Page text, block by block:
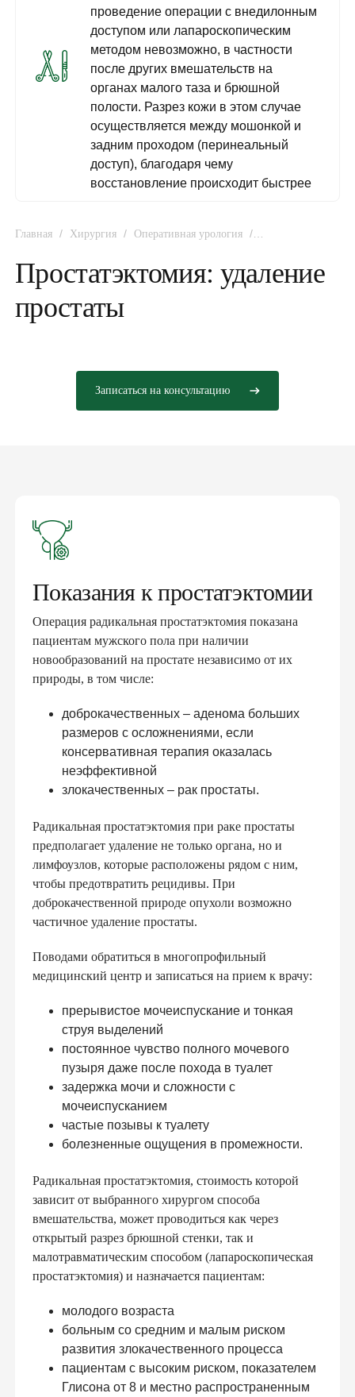
Главная / Хирургия / Оперативная урология /
Простатэктомия: удаление
простаты
Записаться на консультацию
проведение операции с внедилонным
доступом или лапароскопическим
методом невозможно, в частности
после других вмешательств на
органах малого таза и брюшной
полости. Разрез кожи в этом случае
осуществляется между мошонкой и
задним проходом (перинеальный
доступ), благодаря чему
восстановление происходит быстрее
Показания к простатэктомии
Операция радикальная простатэктомия показана
пациентам мужского пола при наличии
новообразований на простате независимо от их
природы, в том числе:
доброкачественных – аденома больших
размеров с осложнениями, если
консервативная терапия оказалась
неэффективной
злокачественных – рак простаты.
Радикальная простатэктомия при раке простаты
предполагает удаление не только органа, но и
лимфоузлов, которые расположены рядом с ним,
чтобы предотвратить рецидивы. При
доброкачественной природе опухоли возможно
частичное удаление простаты.
Поводами обратиться в многопрофильный
медицинский центр и записаться на прием к врачу:
прерывистое мочеиспускание и тонкая
струя выделений
постоянное чувство полного мочевого
пузыря даже после похода в туалет
задержка мочи и сложности с
мочеиспусканием
частые позывы к туалету
болезненные ощущения в промежности.
Радикальная простатэктомия, стоимость которой
зависит от выбранного хирургом способа
вмешательства, может проводиться как через
открытый разрез брюшной стенки, так и
малотравматическим способом (лапароскопическая
простатэктомия) и назначается пациентам:
молодого возраста
больным со средним и малым риском
развития злокачественного процесса
пациентам с высоким риском, показателем
Глисона от 8 и местно распространенным